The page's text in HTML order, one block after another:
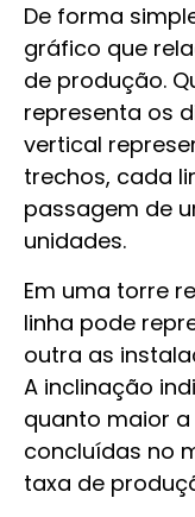
De forma
gráfico que
de produção.
representa os
vertical
trechos, cada
passagem de
unidades.
Em uma torre
linha pode
outra as
A inclinação
quanto maior
concluídas no
taxa de